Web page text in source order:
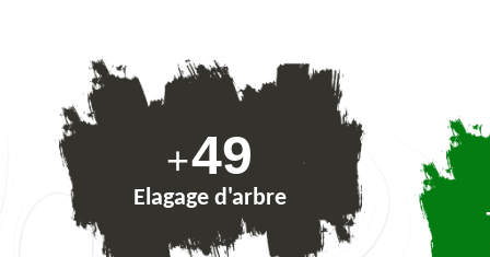
+73
Elagage d'arbre